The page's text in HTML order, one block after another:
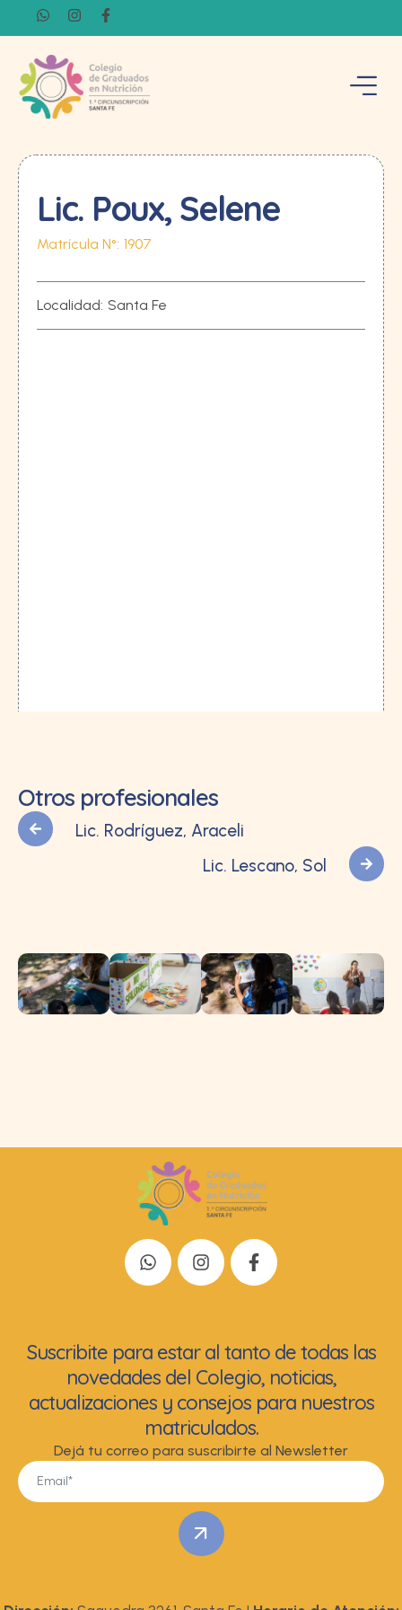
Lic. Poux, Selene
Matrícula N°: 1907
Localidad: Santa Fe
Otros profesionales
Lic. Rodríguez, Araceli
Lic. Lescano, Sol
Suscribite para estar al tanto de todas las
novedades del Colegio, noticias,
actualizaciones y consejos para nuestros
matriculados.
Dejá tu correo para suscribirte al Newsletter